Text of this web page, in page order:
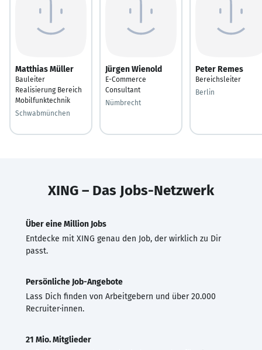
Matthias Müller
Bauleiter
Realisierung Bereich
Mobilfunktechnik
Schwabmünchen
Jürgen Wienold
E-Commerce
Consultant
Nümbrecht
Peter Remes
Bereichsleiter
Berlin
XING – Das Jobs-Netzwerk
Über eine Million Jobs
Entdecke mit XING genau den Job, der wirklich zu Dir
passt.
Persönliche Job-Angebote
Lass Dich finden von Arbeitgebern und über 20.000
Recruiter·innen.
21 Mio. Mitglieder